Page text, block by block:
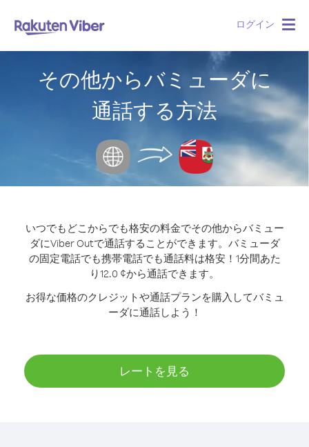
ログイン
その他からバミューダに
通話する方法
いつでもどこからでも格安の料金でその他からバミュー
ダにViber Outで通話することができます。 バミューダ
の固定電話でも携帯電話でも通話料は格安！1分間あた
り12.0 ¢から通話できます。
お得な価格のクレジットや通話プランを購入してバミュ
ーダに通話しよう！
レートを見る